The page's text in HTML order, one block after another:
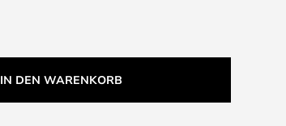
IN DEN WARENKORB